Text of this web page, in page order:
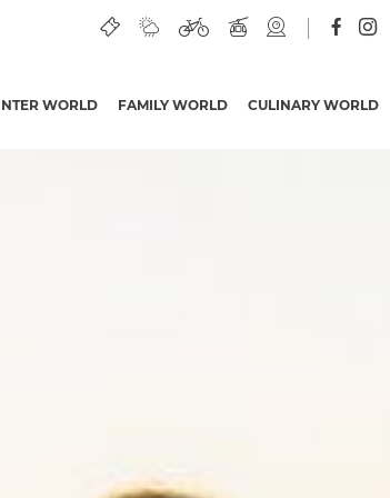
WORLD FAMILY WORLD CULINARY WORLD
- TW N25